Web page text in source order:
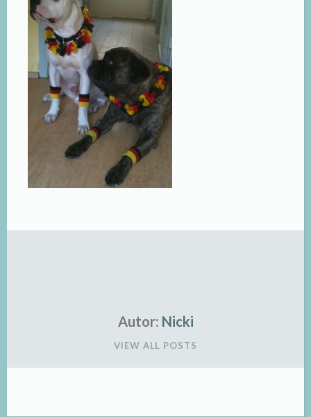
Autor: Nicki
VIEW ALL POSTS